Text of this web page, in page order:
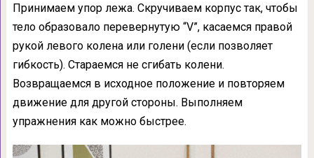
Принимаем упор лежа. Скручиваем корпус так, чтобы
тело образовало перевернутую “V”, касаемся правой
рукой левого колена или голени (если позволяет
гибкость). Стараемся не сгибать колени.
Возвращаемся в исходное положение и повторяем
движение для другой стороны. Выполняем
упражнения как можно быстрее.